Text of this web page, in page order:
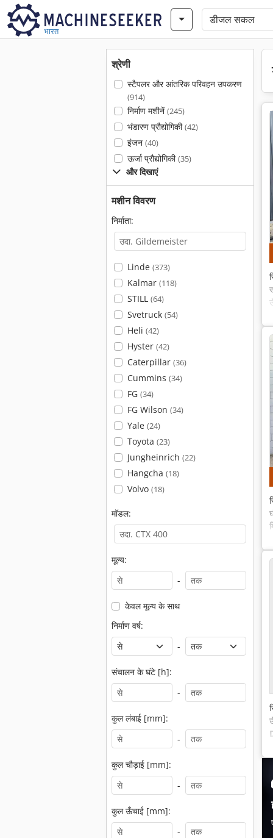
भारत
श्रेणी
स्टैपलर और आंतरिक परिवहन उपकरण
(914)
निर्माण मशीनें (245)
भंडारण प्रौद्योगिकी(42)
इंजन (40)
ऊर्जा प्रौद्योगिकी(35)
और दिखाएं
मशीन विवरण
निर्माता:
Linde (373)
Kalmar (118)
STILL (64)
Svetruck (54)
Heli (42)
Hyster (42)
Caterpillar (36)
Cummins (34)
FG (34)
FG Wilson (34)
Yale (24)
Toyota (23)
Jungheinrich (22)
Hangcha (18)
Volvo (18)
मॉडल:
मूल्य:
-
केवल मूल्य के साथ
निर्माण वर्ष:
-
संचालन के घंटे [h]:
-
कुल लंबाई [mm]:
-
कुल चौड़ाई [mm]:
-
कुल ऊँचाई [mm]:
-